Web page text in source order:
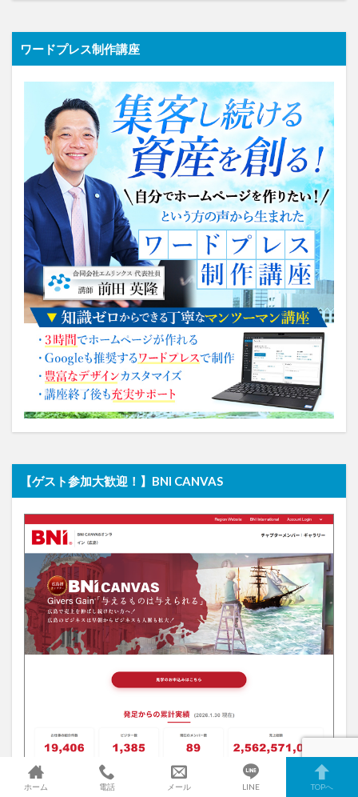
ワードプレス制作講座
【ゲスト参加大歓迎！】BNI CANVAS
ホーム 電話 メール LINE TOPへ